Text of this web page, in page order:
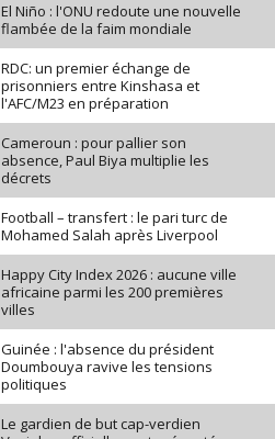
El Niño : l'ONU redoute une nouvelle
flambée de la faim mondiale
RDC: un premier échange de
prisonniers entre Kinshasa et
l'AFC/M23 en préparation
Cameroun : pour pallier son
absence, Paul Biya multiplie les
décrets
Football – transfert : le pari turc de
Mohamed Salah après Liverpool
Happy City Index 2026 : aucune ville
africaine parmi les 200 premières
villes
Guinée : l'absence du président
Doumbouya ravive les tensions
politiques
Le gardien de but cap-verdien